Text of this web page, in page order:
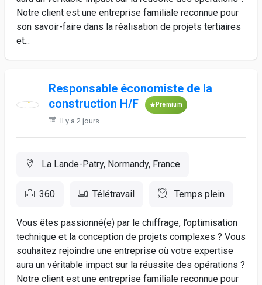
Notre client est une entreprise familiale reconnue pour
son savoir-faire dans la réalisation de projets tertiaires
et...
Responsable économiste de la
construction H/F
Premium
Il y a 2 jours
La Lande-Patry, Normandy, France
360 Télétravail Temps plein
Vous êtes passionné(e) par le chiffrage, l’optimisation
technique et la conception de projets complexes ? Vous
souhaitez rejoindre une entreprise où votre expertise
aura un véritable impact sur la réussite des opérations ?
Notre client est une entreprise familiale reconnue pour